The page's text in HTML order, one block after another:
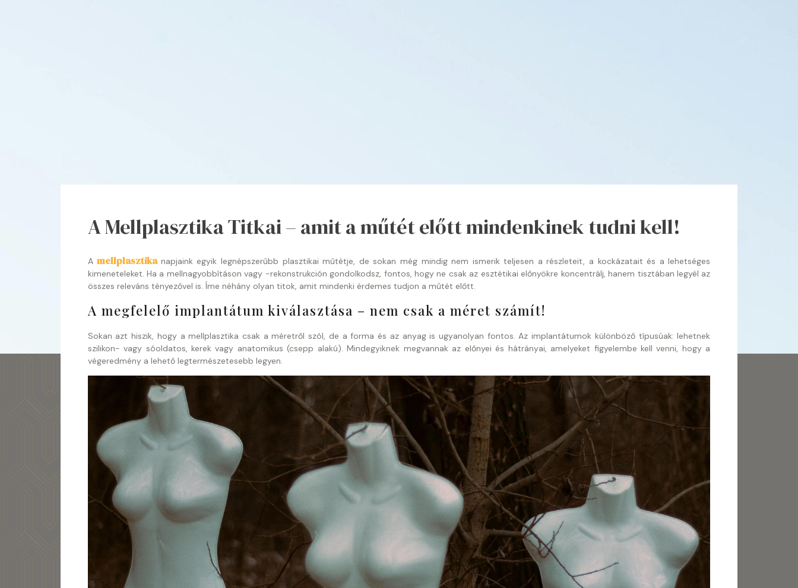
A Mellplasztika Titkai – amit a műtét előtt mindenkinek tudni kell!
Amellplasztika napjaink egyik legnépszerűbb plasztikai műtétje, de sokan még mindig nem ismerik teljesen a részleteit, a kockázatait és a lehetséges
kimeneteleket. Ha a mellnagyobbításon vagy -rekonstrukción gondolkodsz, fontos, hogy ne csak az esztétikai előnyökre koncentrálj, hanem tisztában legyél az
összes releváns tényezővel is. Íme néhány olyan titok, amit mindenki érdemes tudjon a műtét előtt.
A megfelelő implantátum kiválasztása – nem csak a méret számít!
Sokan azt hiszik, hogy a mellplasztika csak a méretről szól, de a forma és az anyag is ugyanolyan fontos. Az implantátumok különböző típusúak: lehetnek
szilikon- vagy sóoldatos, kerek vagy anatomikus (csepp alakú). Mindegyiknek megvannak az előnyei és hátrányai, amelyeket figyelembe kell venni, hogy a
végeredmény a lehető legtermészetesebb legyen.